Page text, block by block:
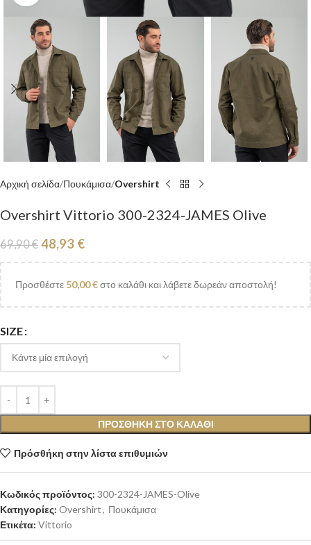
Αρχική σελίδα Πουκάμισα Overshirt
Overshirt Vittorio 300-2324-JAMES Olive
69,90€ 48,93 €
Προσθέστε 50,00€στο καλάθι και λάβετε δωρεάν αποστολή!
SIZE
ΠΡΟΣΘΉΚΗ ΣΤΟ ΚΑΛΆΘΙ
Πρόσθήκη στην λίστα επιθυμιών
Κωδικός προϊόντος: 300-2324-JAMES-Olive
Κατηγορίες: Overshirt, Πουκάμισα
Ετικέτα: Vittorio